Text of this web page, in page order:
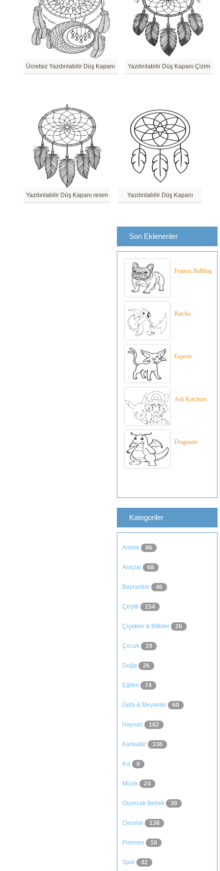
Ücretsiz Yazdırılabilir Düş Kapanı Yazdırılabilir Düş Kapanı Çizim
Yazdırılabilir Düş Kapanı resim Yazdırılabilir Düş Kapanı
Son Eklenenler
Fransız Bulldog
Raichu
Espeon
Ash Ketchum
Dragonite
Kategoriler
Anime 86
Araçlar 68
Bayramlar 46
Çeşitli 154
Çiçekler & Bitkiler 26
Çocuk 19
Doğa 26
Eğitim 74
Gıda & Meyveler 60
Hayvan 182
Karikatür 336
Kız 8
Müzik 24
Oyuncak Bebek 30
Oyunlar 138
Prenses 18
Spor 42